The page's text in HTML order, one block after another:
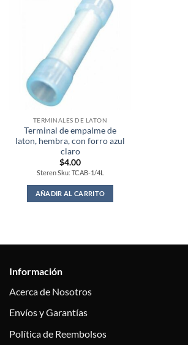
TERMINALES DE LATON
Terminal de empalme de
laton, hembra, con forro azul
claro
$4.00
Steren Sku: TCAB-1/4L
AÑADIR AL CARRITO
Información
Acerca de Nosotros
Envíos y Garantías
Política de Reembolsos